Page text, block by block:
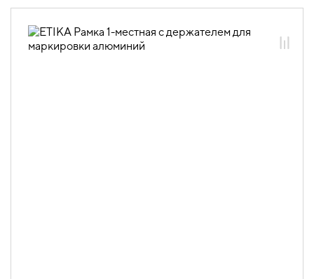
06.01.13.12 Рамки пластиковые ETIKA